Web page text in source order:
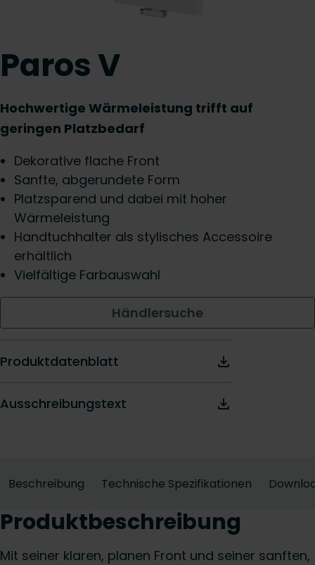
Paros V
Hochwertige Wärmeleistung trifft auf
geringen Platzbedarf
Dekorative flache Front
Sanfte, abgerundete Form
Platzsparend und dabei mit hoher
Wärmeleistung
Handtuchhalter als stylisches Accessoire
erhältlich
Vielfältige Farbauswahl
Händlersuche
Produktdatenblatt
Ausschreibungstext
Beschreibung Technische Spezifikationen
Produktbeschreibung
Mit seiner klaren, planen Front und seiner sanften,